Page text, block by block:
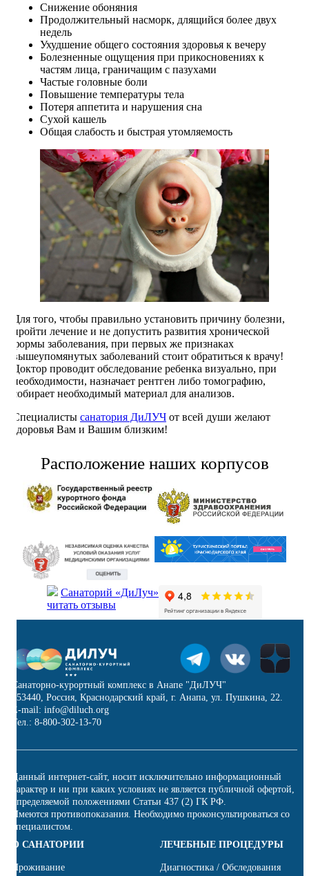
Снижение обоняния
Продолжительный насморк, длящийся более двух
недель
Ухудшение общего состояния здоровья к вечеру
Болезненные ощущения при прикосновениях к
частям лица, граничащим с пазухами
Частые головные боли
Повышение температуры тела
Потеря аппетита и нарушения сна
Сухой кашель
Общая слабость и быстрая утомляемость
Для того, чтобы правильно установить причину болезни,
пройти лечение и не допустить развития хронической
формы заболевания, при первых же признаках
вышеупомянутых заболеваний стоит обратиться к врачу!
Доктор проводит обследование ребенка визуально, при
необходимости, назначает рентген либо томографию,
собирает необходимый материал для анализов.
Специалисты санатория ДиЛУЧ от всей души желают
здоровья Вам и Вашим близким!
Расположение наших корпусов
Санаторий «ДиЛуч»
читать отзывы
Санаторно-курортный комплекс в Анапе "ДиЛУЧ"
353440, Россия, Краснодарский край, г. Анапа, ул. Пушкина, 22.
E-mail: info@diluch.org
Тел.: 8-800-302-13-70
Данный интернет-сайт, носит исключительно информационный
характер и ни при каких условиях не является публичной офертой,
определяемой положениями Статьи 437 (2) ГК РФ.
Имеются противопоказания. Необходимо проконсультироваться со
специалистом.
О САНАТОРИИ
Проживание
ЛЕЧЕБНЫЕ ПРОЦЕДУРЫ
Диагностика / Обследования